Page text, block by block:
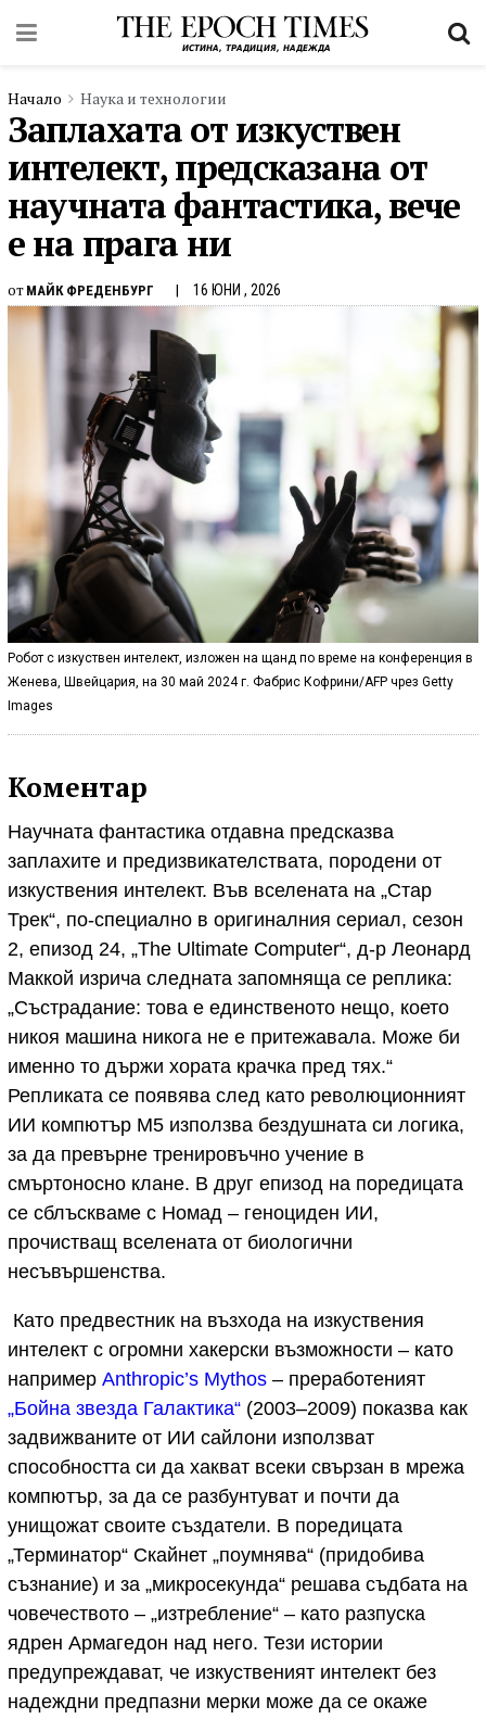
Начало Наука и технологии
Заплахата от изкуствен
интелект, предсказана от
научната фантастика, вече
е на прага ни
от МАЙК ФРЕДЕНБУРГ 16 ЮНИ , 2026
Робот с изкуствен интелект, изложен на щанд по време на конференция в
Женева, Швейцария, на 30 май 2024 г. Фабрис Кофрини/AFP чрез Getty
Images
Коментар
Научната фантастика отдавна предсказва
заплахите и предизвикателствата, породени от
изкуствения интелект. Във вселената на „Стар
Трек“, по-специално в оригиналния сериал, сезон
2, епизод 24, „The Ultimate Computer“, д-р Леонард
Маккой изрича следната запомняща се реплика:
„Състрадание: това е единственото нещо, което
никоя машина никога не е притежавала. Може би
именно то държи хората крачка пред тях.“
Репликата се появява след като революционният
ИИ компютър М5 използва бездушната си логика,
за да превърне тренировъчно учение в
смъртоносно клане. В друг епизод на поредицата
се сблъскваме с Номад – геноциден ИИ,
прочистващ вселената от биологични
несъвършенства.
Като предвестник на възхода на изкуствения
интелект с огромни хакерски възможности – като
например Anthropic’s Mythos – преработеният
„Бойна звезда Галактика“ (2003–2009) показва как
задвижваните от ИИ сайлони използват
способността си да хакват всеки свързан в мрежа
компютър, за да се разбунтуват и почти да
унищожат своите създатели. В поредицата
„Терминатор“ Скайнет „поумнява“ (придобива
съзнание) и за „микросекунда“ решава съдбата на
човечеството – „изтребление“ – като разпуска
ядрен Армагедон над него. Тези истории
предупреждават, че изкуственият интелект без
надеждни предпазни мерки може да се окаже